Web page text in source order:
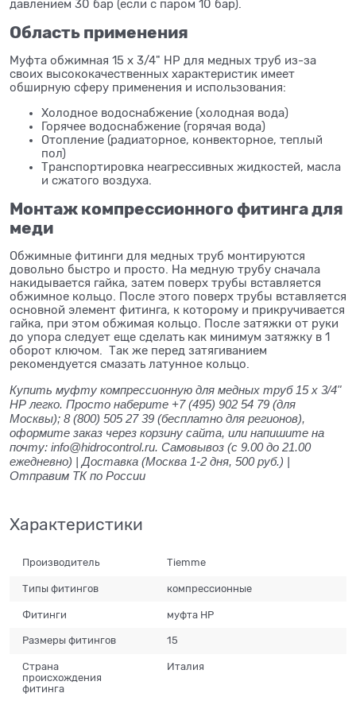
давлением 30 бар (если с паром 10 бар).
Область применения
Муфта обжимная 15 x 3/4" НР для медных труб из-за
своих высококачественных характеристик имеет
обширную сферу применения и использования:
Холодное водоснабжение (холодная вода)
Горячее водоснабжение (горячая вода)
Отопление (радиаторное, конвекторное, теплый
пол)
Транспортировка неагрессивных жидкостей, масла
и сжатого воздуха.
Монтаж компрессионного фитинга для
меди
Обжимные фитинги для медных труб монтируются
довольно быстро и просто. На медную трубу сначала
накидывается гайка, затем поверх трубы вставляется
обжимное кольцо. После этого поверх трубы вставляется
основной элемент фитинга, к которому и прикручивается
гайка, при этом обжимая кольцо. После затяжки от руки
до упора следует еще сделать как минимум затяжку в 1
оборот ключом. Так же перед затягиванием
рекомендуется смазать латунное кольцо.
Купить муфту компрессионную для медных труб 15 x 3/4"
НР легко. Просто наберите +7 (495) 902 54 79 (для
Москвы); 8 (800) 505 27 39 (бесплатно для регионов),
оформите заказ через корзину сайта, или напишите на
почту: info@hidrocontrol.ru. Самовывоз (с 9.00 до 21.00
ежедневно) | Доставка (Москва 1-2 дня, 500 руб.) |
Отправим ТК по России
Характеристики
Производитель Tiemme
Типы фитингов компрессионные
Фитинги муфта НР
Размеры фитингов 15
Страна
происхождения
фитинга
Италия